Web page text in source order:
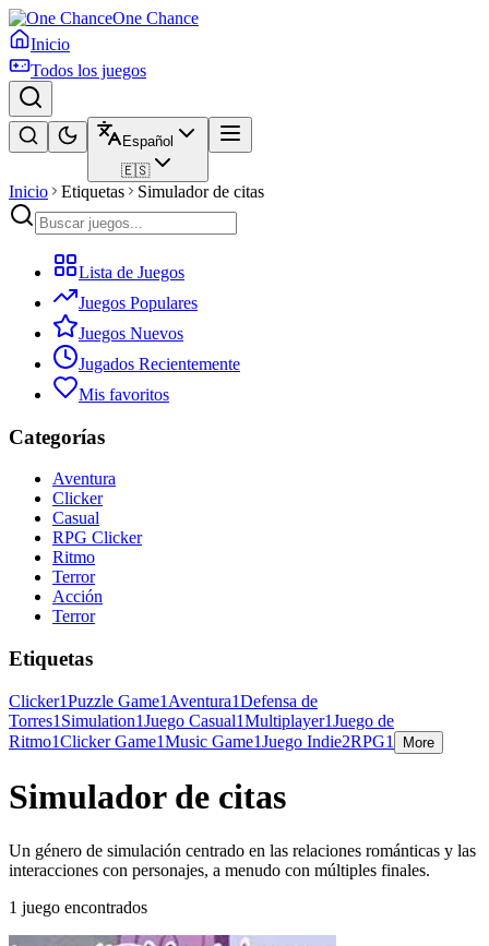
One Chance
Inicio
Todos los juegos
Español
🇪🇸
Inicio Etiquetas Simulador de citas
Lista de Juegos
Juegos Populares
Juegos Nuevos
Jugados Recientemente
Mis favoritos
Categorías
Aventura
Clicker
Casual
RPG Clicker
Ritmo
Terror
Acción
Terror
Etiquetas
Clicker1Puzzle Game1 Aventura1Defensa de
Torres1 Simulation1Juego Casual1Multiplayer1Juego de
Ritmo1Clicker Game1Music Game1Juego Indie2RPG1 More
Simulador de citas
Un género de simulación centrado en las relaciones románticas y las
interacciones con personajes, a menudo con múltiples finales.
1 juego encontrados